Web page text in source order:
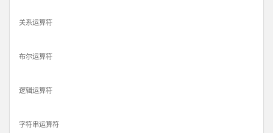
关系运算符
布尔运算符
逻辑运算符
字符串运算符